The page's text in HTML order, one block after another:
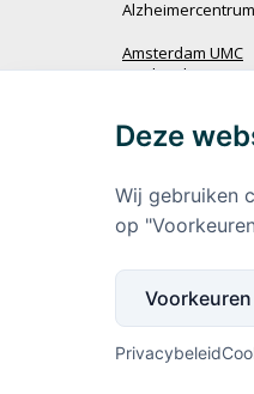
Amsterdam UMC
Werken bij
Ik wil op de
Deze
Wij gebruiken
op
Privacybeleid